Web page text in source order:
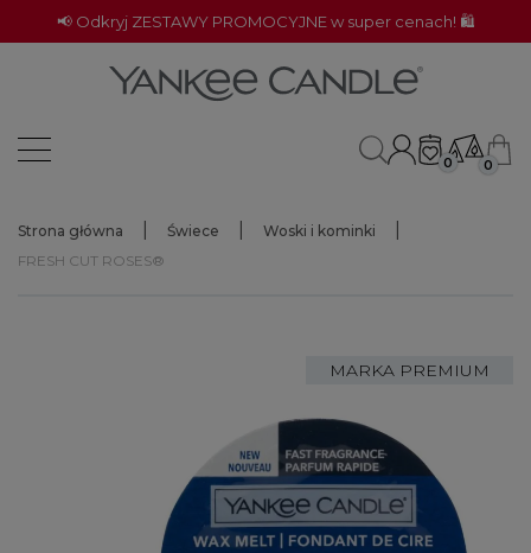
📢 Odkryj ZESTAWY PROMOCYJNE w super cenach! 🛍️
0 0
Strona główna Świece
Woski i kominki
FRESH CUT ROSES®
MARKA PREMIUM